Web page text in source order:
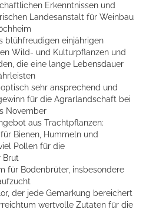
Erkenntnissen und
Landesanstalt für Weinbau
blühfreudigen einjährigen
Wild- und Kulturpflanzen und
die eine lange Lebensdauer
sehr ansprechend und
für die Agrarlandschaft bei
November
aus Trachtpflanzen:
Bienen, Hummeln und
Pollen für die
Brut
für Bodenbrüter, insbesondere
der jede Gemarkung bereichert
wertvolle Zutaten für die